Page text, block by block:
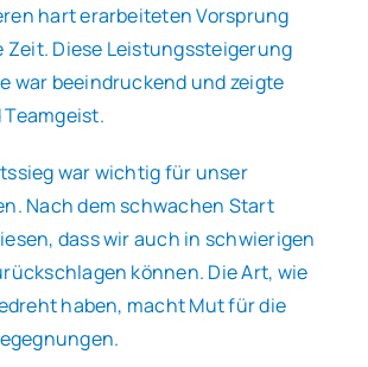
hart erarbeiteten Vorsprung
Zeit. Diese Leistungssteigerung
war beeindruckend und zeigte
war wichtig für unser
Nach dem schwachen Start
dass wir auch in schwierigen
können. Die Art, wie
haben, macht Mut für die